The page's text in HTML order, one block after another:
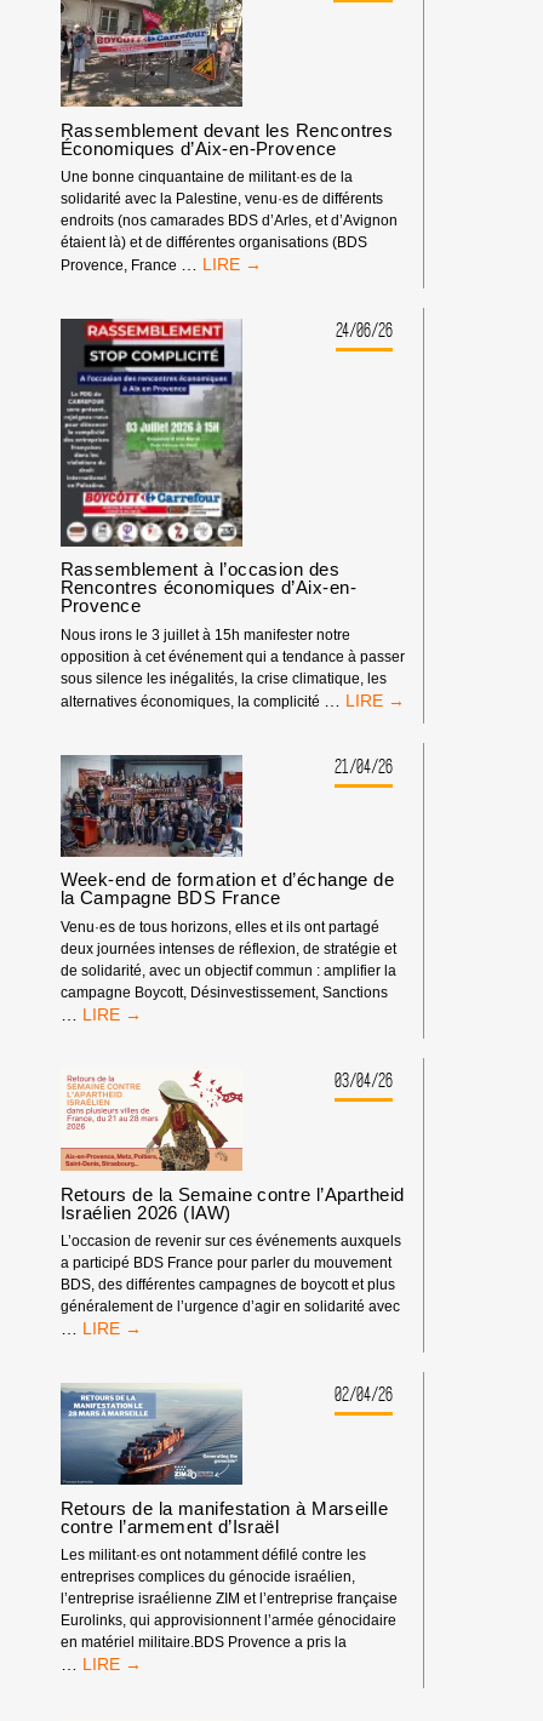
Rassemblement devant les Rencontres
Économiques d’Aix-en-Provence
Une bonne cinquantaine de militant·es de la
solidarité avec la Palestine, venu·es de différents
endroits (nos camarades BDS d’Arles, et d’Avignon
étaient là) et de différentes organisations (BDS
Provence, France
RASSEMBLEMENT
RENCONTRES
ÉCONOMIQUES
D’AIX-
EN-
PROVENCE
24/06/26
Rassemblement à l’occasion des
Rencontres économiques d’Aix-en-
Provence
Nous irons le 3 juillet à 15h manifester notre
opposition à cet événement qui a tendance à passer
sous silence les inégalités, la crise climatique, les
alternatives économiques, la complicité
RASSEMBLEMENT
L’OCCASION
DES
RENCONTRES
PROVENCE
21/04/26
Week-end de formation et d’échange de
la Campagne BDS France
Venu·es de tous horizons, elles et ils ont partagé
deux journées intenses de réflexion, de stratégie et
de solidarité, avec un objectif commun : amplifier la
campagne Boycott, Désinvestissement, Sanctions
WEEK-
FORMATION
ET
D’ÉCHANGE
DE
LA
CAMPAGNE
BDS
FRANCE
03/04/26
Retours de la Semaine contre l’Apartheid
Israélien 2026 (IAW)
L’occasion de revenir sur ces événements auxquels
a participé BDS France pour parler du mouvement
BDS, des différentes campagnes de boycott et plus
généralement de l’urgence d’agir en solidarité avec
RETOURS
SEMAINE
CONTRE
L’APARTHEID
ISRAÉLIEN
2026
(IAW)
02/04/26
Retours de la manifestation à Marseille
contre l’armement d’Israël
Les militant·es ont notamment défilé contre les
entreprises complices du génocide israélien,
l’entreprise israélienne ZIM et l’entreprise française
Eurolinks, qui approvisionnent l’armée génocidaire
en matériel militaire.BDS Provence a pris la
… RETOURS